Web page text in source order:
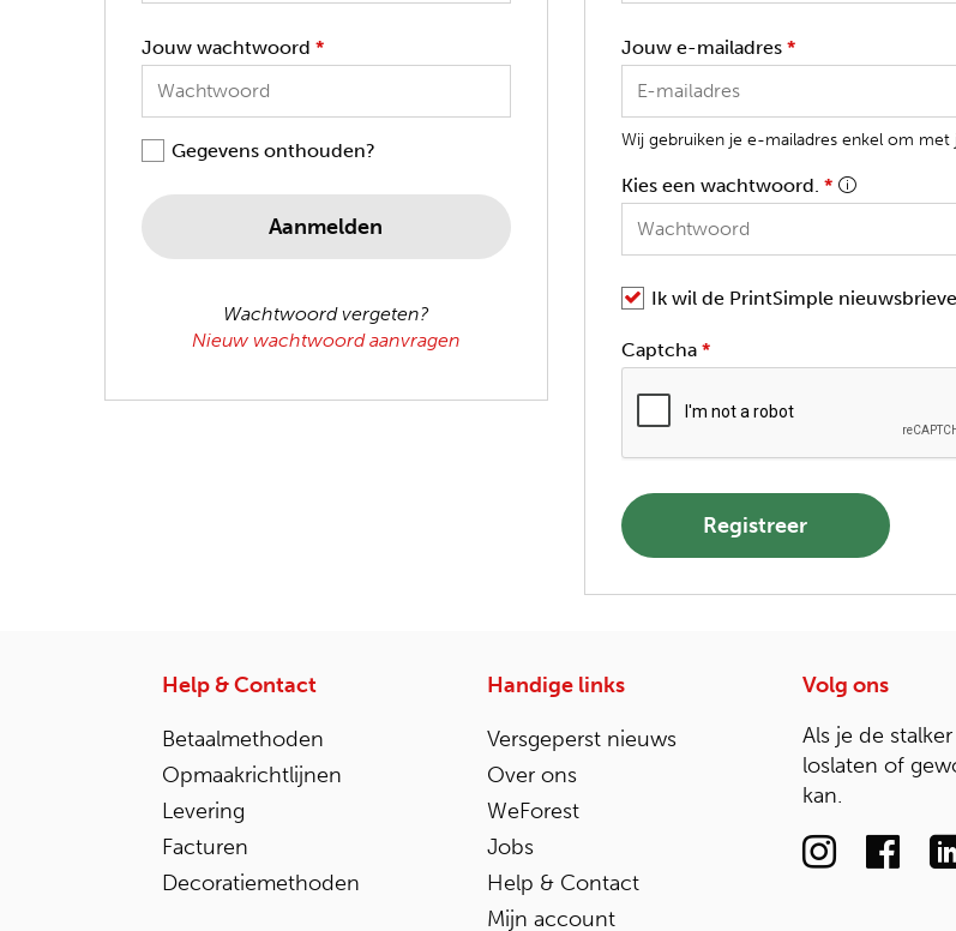
Jouw wachtwoord *
Gegevens onthouden?
Aanmelden
Wachtwoord vergeten?
Nieuw wachtwoord aanvragen
Jouw e-mailadres *
Wij gebruiken je e-mailadres enkel om
Kies een wachtwoord. *
Ik wil de PrintSimple
Captcha *
Registreer
Help & Contact
Betaalmethoden
Opmaakrichtlijnen
Levering
Facturen
Decoratiemethoden
Handige links
Versgeperst nieuws
Over ons
WeForest
Jobs
Help & Contact
Mijn account
Volg ons
Als je de
loslaten of
kan.